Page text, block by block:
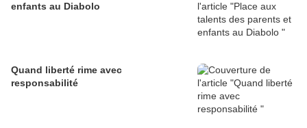
enfants au Diabolo
Quand liberté rime avec
responsabilité